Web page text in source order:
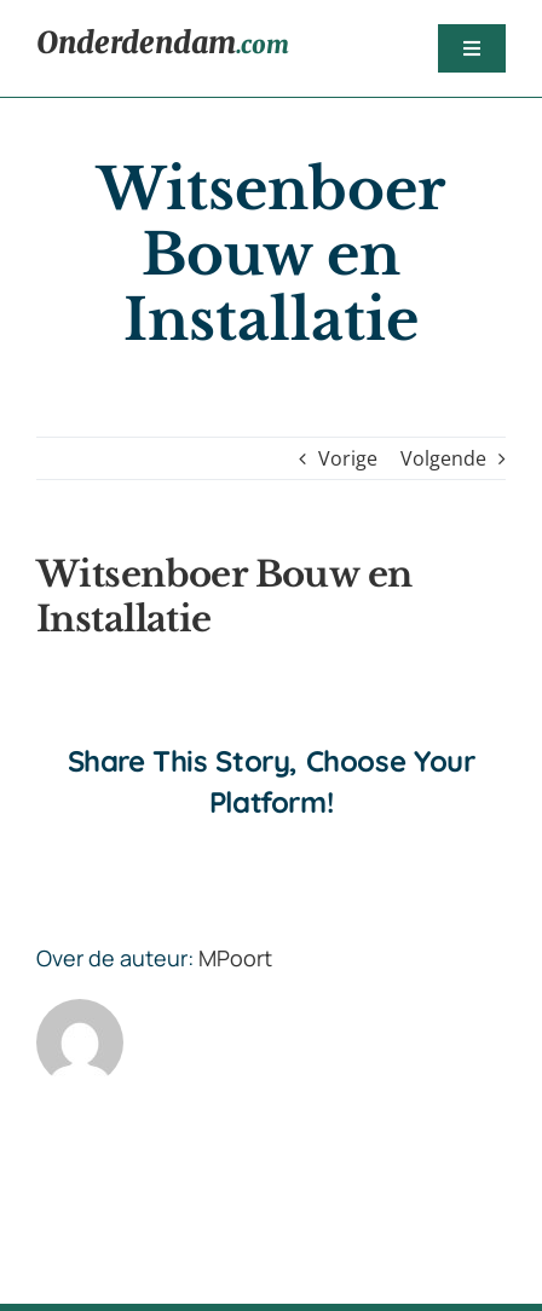
naarOnderdendam.com
Toggle
Berichten
Agenda
Sport
Nijsjoagertjes
Witsenboer
Bouw en
Installatie
Vorige Volgende
Witsenboer Bouw en
Installatie
Share This Story, Choose Your
Platform!
Over de auteur: MPoort